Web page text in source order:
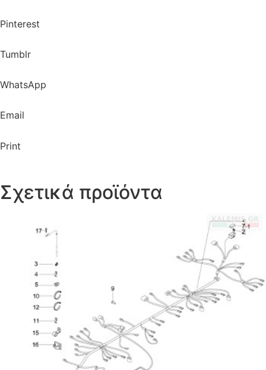
Pinterest
Tumblr
WhatsApp
Email
Print
Σχετικά προϊόντα